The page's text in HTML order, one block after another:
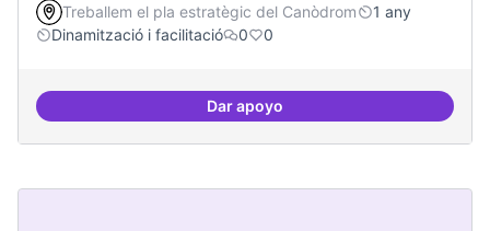
Treballem el pla estratègic del Canòdrom
1 any
Dinamització i facilitació
0 0
Dar apoyoSuport a projectes digitals i